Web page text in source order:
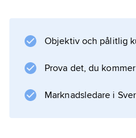
Hans världsbild var
på jakt efter
Objektiv och pålitlig
Prova det, du
Marknadsledare i